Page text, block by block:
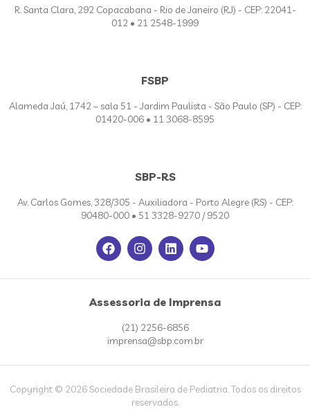
R. Santa Clara, 292 Copacabana - Rio de Janeiro (RJ) - CEP: 22041-
012 • 21 2548-1999
FSBP
Alameda Jaú, 1742 – sala 51 - Jardim Paulista - São Paulo (SP) - CEP:
01420-006 • 11 3068-8595
SBP-RS
Av. Carlos Gomes, 328/305 - Auxiliadora - Porto Alegre (RS) - CEP:
90480-000 • 51 3328-9270 / 9520
Assessoria de Imprensa
(21) 2256-6856
imprensa@sbp.com.br
Copyright © 2026 Sociedade Brasileira de Pediatria. Todos os direitos
reservados.